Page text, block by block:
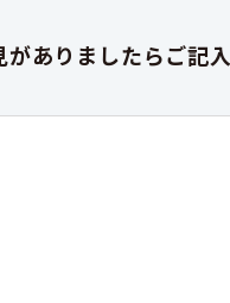
ありましたらご記